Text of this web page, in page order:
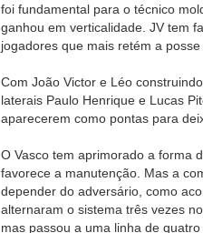
foi fundamental para o técnico
ganhou em verticalidade. JV tem
jogadores que mais retém a posse
Com João Victor e Léo
laterais Paulo Henrique e Lucas
aparecerem como pontas para
O Vasco tem aprimorado a forma
favorece a manutenção. Mas a
depender do adversário, como
alternaram o sistema três vezes
mas passou a uma linha de